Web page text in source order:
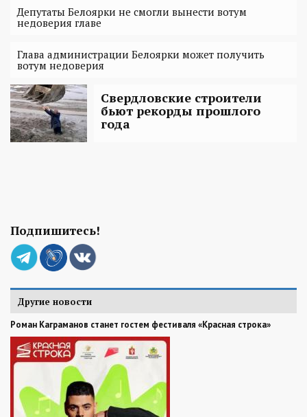
Депутаты Белоярки не смогли вынести вотум
недоверия главе
Глава администрации Белоярки может получить
вотум недоверия
Свердловские строители
бьют рекорды прошлого
года
Подпишитесь!
Другие новости
Роман Каграманов станет гостем фестиваля «Красная строка»